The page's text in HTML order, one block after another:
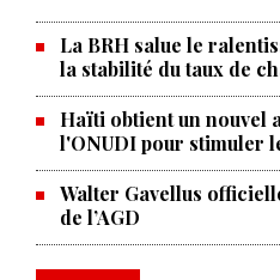
La BRH salue le
la stabilité du taux de
Haïti obtient un nouvel
l'ONUDI pour stimuler
Walter Gavellus
de l’AGD